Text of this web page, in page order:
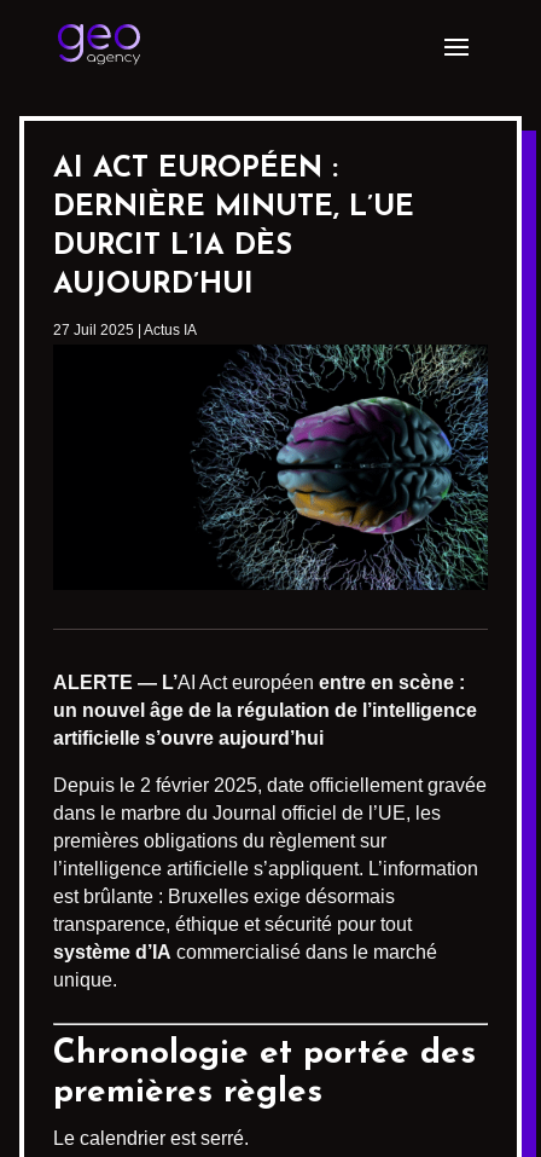
AI ACT EUROPÉEN :
DERNIÈRE MINUTE, L’UE
DURCIT L’IA DÈS
AUJOURD’HUI
27 Juil 2025 Actus IA
ALERTE — L’AI Act européen entre en scène :
un nouvel âge de la régulation de l’intelligence
artificielle s’ouvre aujourd’hui
Depuis le 2 février 2025, date officiellement gravée
dans le marbre du Journal officiel de l’UE, les
premières obligations du règlement sur
l’intelligence artificielle s’appliquent. L’information
est brûlante : Bruxelles exige désormais
transparence, éthique et sécurité pour tout
système d’IA commercialisé dans le marché
unique.
Chronologie et portée des
premières règles
Le calendrier est serré.